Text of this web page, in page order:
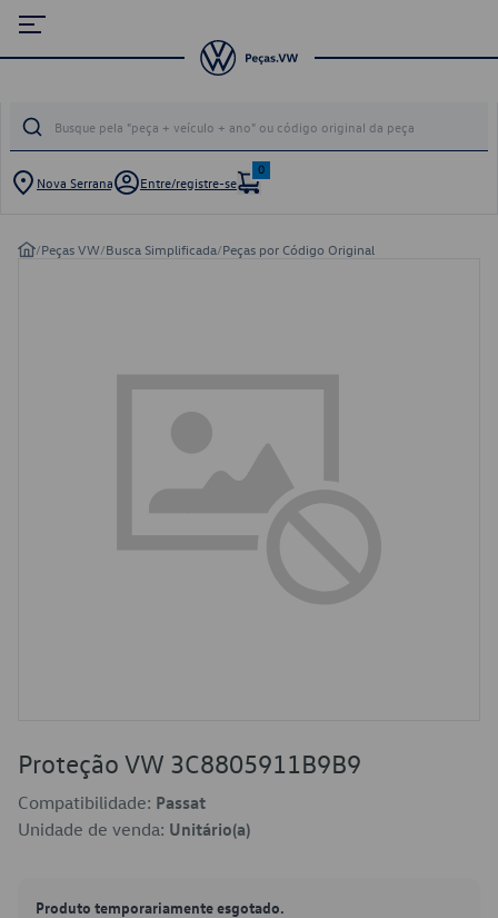
Nova Serrana Entre/registre-se
0
/Peças VW/Busca Simplificada/Peças por Código Original
Proteção VW 3C8805911B9B9
Compatibilidade: Passat
Unidade de venda: Unitário(a)
Produto temporariamente esgotado.